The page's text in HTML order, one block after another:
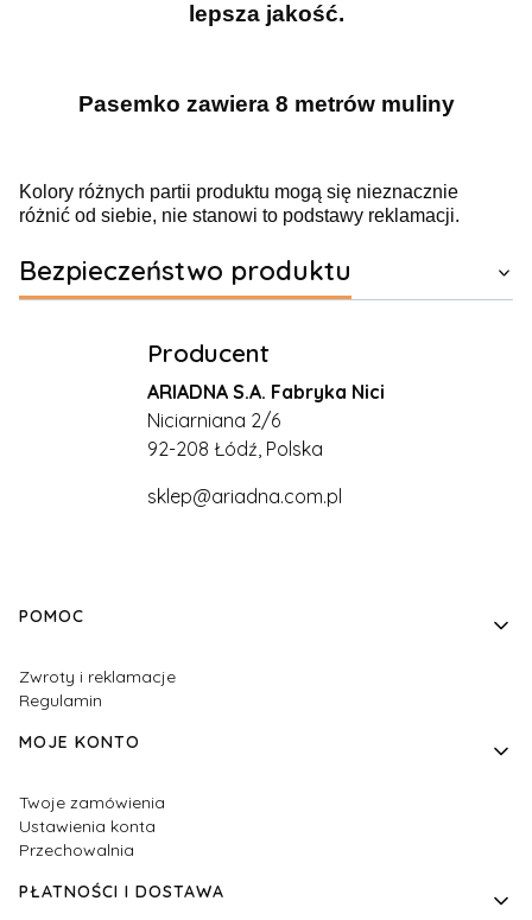
lepsza jakość.
Pasemko zawiera 8 metrów muliny
Kolory różnych partii produktu mogą się nieznacznie
różnić od siebie, nie stanowi to podstawy reklamacji.
Bezpieczeństwo produktu
Producent
ARIADNA S.A. Fabryka Nici
Niciarniana 2/6
92-208 Łódź, Polska
sklep@ariadna.com.pl
Linki w stopce
POMOC
Zwroty i reklamacje
Regulamin
MOJE KONTO
Twoje zamówienia
Ustawienia konta
Przechowalnia
PŁATNOŚCI I DOSTAWA